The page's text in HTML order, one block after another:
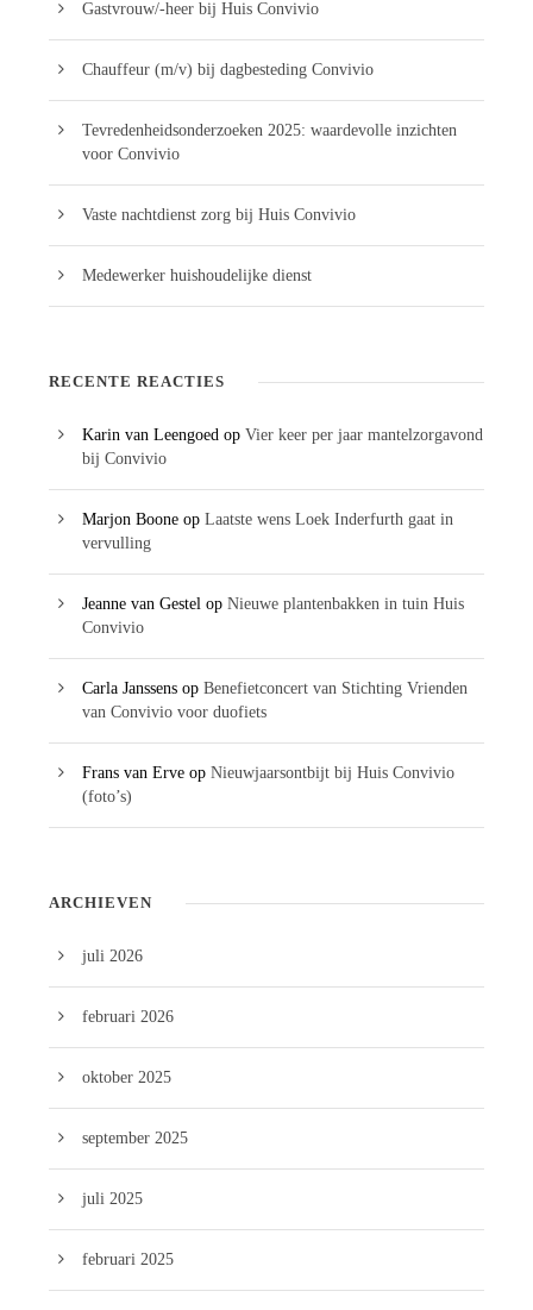
Gastvrouw/-heer bij Huis Convivio
Chauffeur (m/v) bij dagbesteding Convivio
Tevredenheidsonderzoeken 2025: waardevolle inzichten
voor Convivio
Vaste nachtdienst zorg bij Huis Convivio
Medewerker huishoudelijke dienst
RECENTE REACTIES
Karin van Leengoed op Vier keer per jaar mantelzorgavond
bij Convivio
Marjon Boone op Laatste wens Loek Inderfurth gaat in
vervulling
Jeanne van Gestel op Nieuwe plantenbakken in tuin Huis
Convivio
Carla Janssens op Benefietconcert van Stichting Vrienden
van Convivio voor duofiets
Frans van Erve op Nieuwjaarsontbijt bij Huis Convivio
(foto’s)
ARCHIEVEN
juli 2026
februari 2026
oktober 2025
september 2025
juli 2025
februari 2025